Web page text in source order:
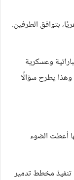
بتوافق الطرفين.
وعسكرية
وهذا يطرح سؤالًا
أعطت الضوء
ولا حماية أمن إسرائيل، بل تنفيذ مخطط تدمير